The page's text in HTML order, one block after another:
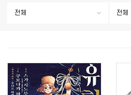
전체 전체